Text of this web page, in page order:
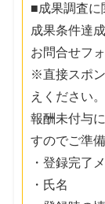
■成果調査に
成果条件達
お問合せフ
※直接スポ
えください。
報酬未付与
すのでご準
・登録完了
・氏名